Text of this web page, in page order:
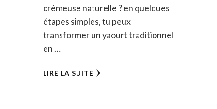
crémeuse naturelle ? en quelques
étapes simples, tu peux
transformer un yaourt traditionnel
en …
LIRE LA SUITE